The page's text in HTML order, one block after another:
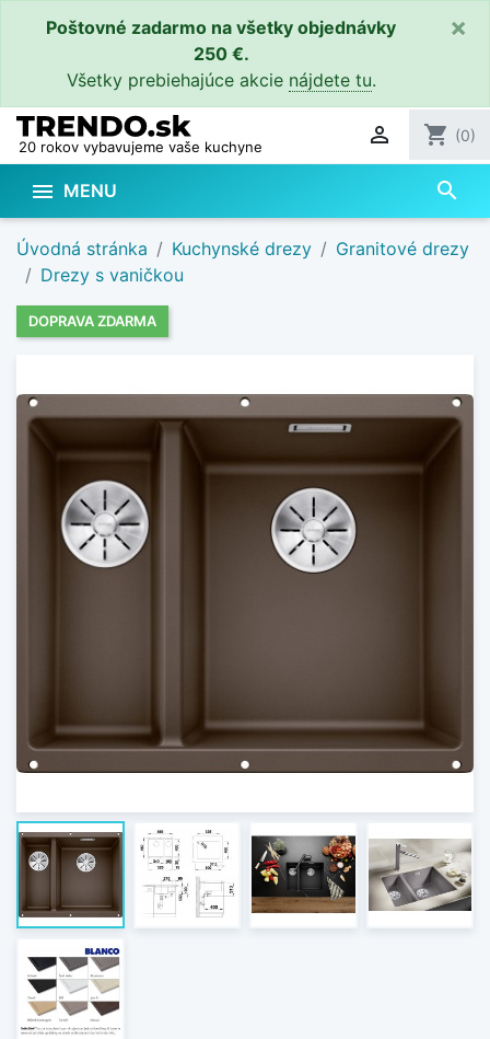
Poštovné zadarmo na všetky objednávky
250 €.
Všetky prebiehajúce akcie nájdete tu.
×
20 rokov vybavujeme vaše kuchyne  shopping_cart (0)
 MENU search
Úvodná stránka Kuchynské drezy
Granitové drezy
Drezy s vaničkou
DOPRAVA ZDARMA